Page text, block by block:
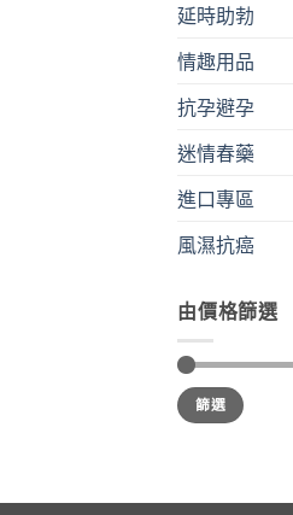
延時助勃
情趣用品
抗孕避孕
迷情春藥
進口專區
風濕抗癌
由價格篩選
最
低
價
最
高
價
篩選